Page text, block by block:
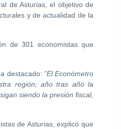
de Asturias, el objetivo de
y de actualidad de la
de 301 economistas que
destacado: ”El Económetro
región; año tras año la
siendo la presión fiscal,
de Asturias, explicó que